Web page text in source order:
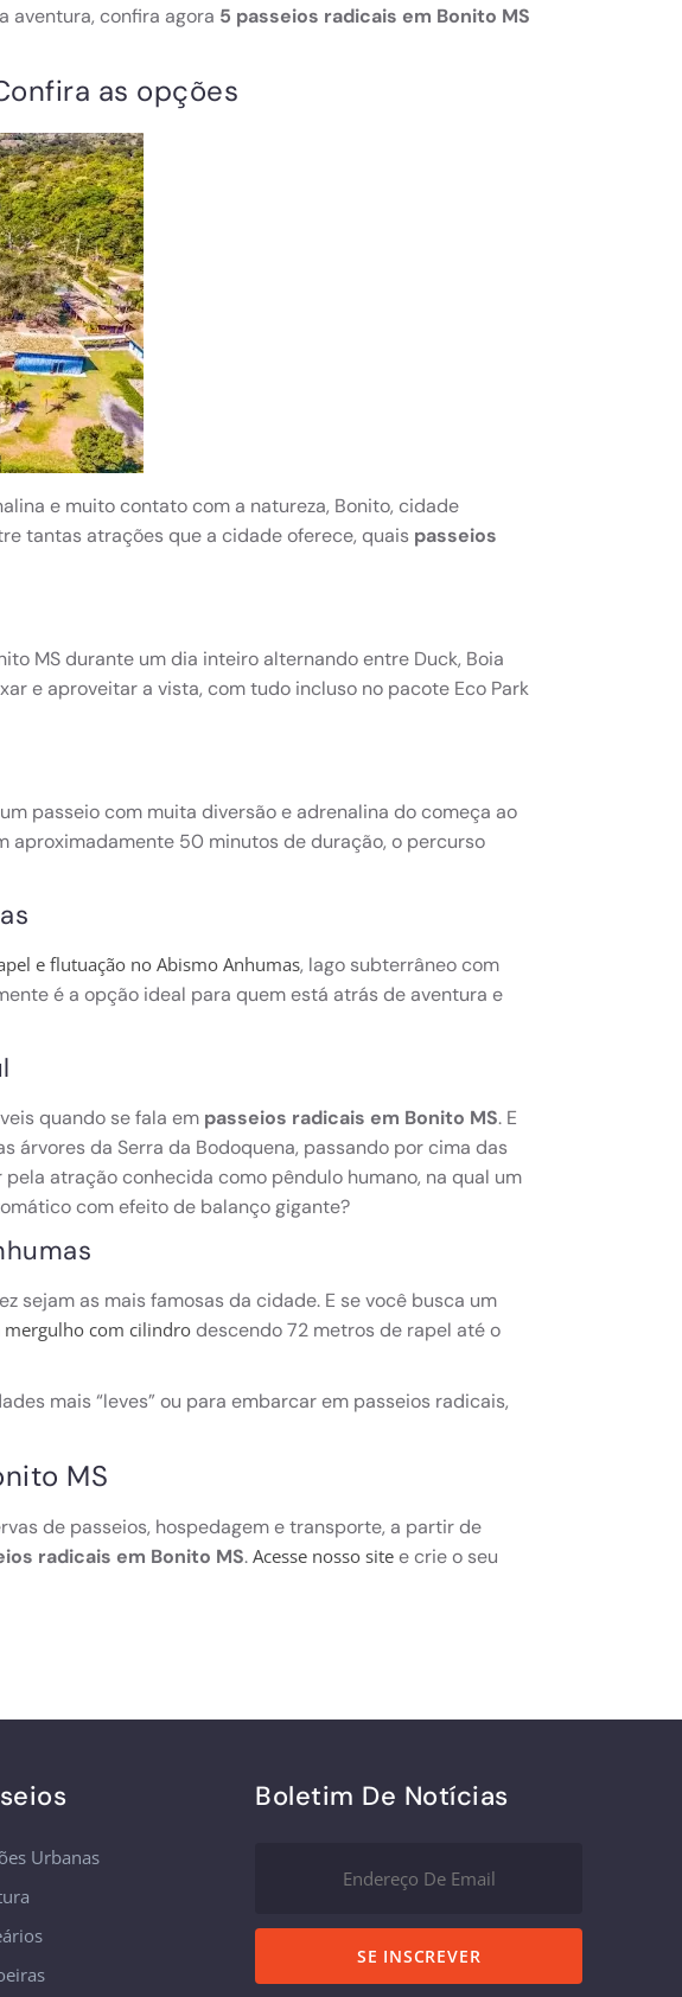
aventura, confira agora 5 passeios radicais em Bonito MS
as opções
e muito contato com a natureza, Bonito, cidade
tantas atrações que a cidade oferece, quais passeios
MS durante um dia inteiro alternando entre Duck, Boia
e aproveitar a vista, com tudo incluso no pacote Eco Park
passeio com muita diversão e adrenalina do começa ao
aproximadamente 50 minutos de duração, o percurso
e flutuação no Abismo Anhumas, lago subterrâneo com
é a opção ideal para quem está atrás de aventura e
quando se fala em passeios radicais em Bonito MS. E
árvores da Serra da Bodoquena, passando por cima das
atração conhecida como pêndulo humano, na qual um
com efeito de balanço gigante?
sejam as mais famosas da cidade. E se você busca um
mergulho com cilindrodescendo 72 metros de rapel até o
mais “leves” ou para embarcar em passeios radicais,
MS
de passeios, hospedagem e transporte, a partir de
radicais em Bonito MS. Acesse nosso sitee crie o seu
Urbanas
Boletim De Notícias